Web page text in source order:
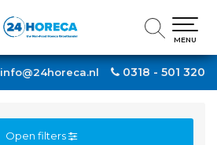
0318 - 501 320
info@24horeca.nl
MENU
MENU
Open filters